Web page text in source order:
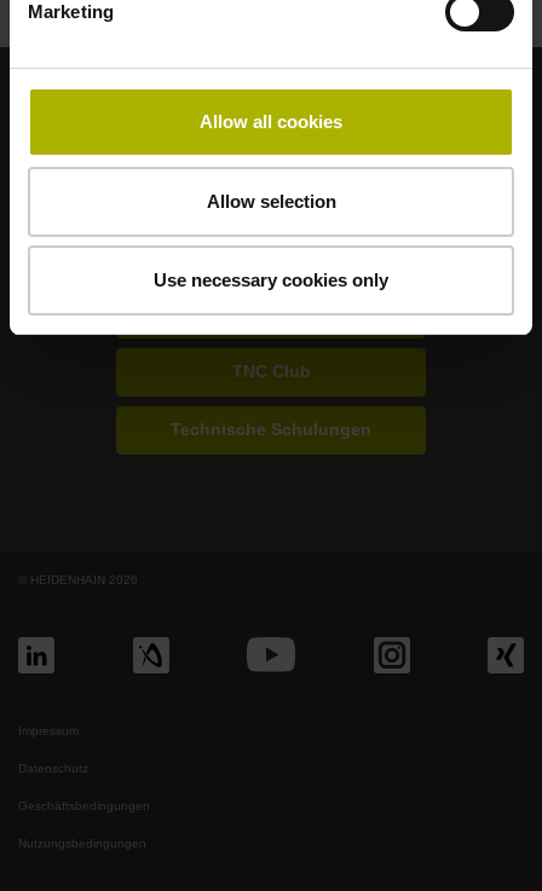
Marketing
Allow all cookies
Allow selection
Use necessary cookies only
Starke Marken für Ihre Anwendungen
AMOACU-RITEETELLEINE LINDELTNNUMERIK JENA
RENCORSF
Anwenderportale
Klartext Portal
TNC Club
Technische Schulungen
© HEIDENHAIN 2026
Impressum
Datenschutz
Geschäftsbedingungen
Nutzungsbedingungen